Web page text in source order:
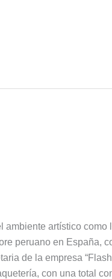
artístico como
peruano en España,
de la empresa
con una total